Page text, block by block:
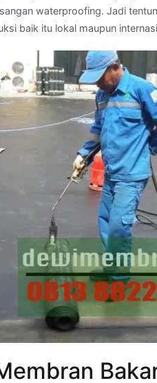
waterproofing. Jadi
baik itu lokal maupun